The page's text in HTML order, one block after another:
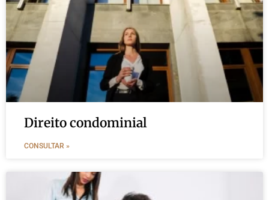
Direito condominial
CONSULTAR »